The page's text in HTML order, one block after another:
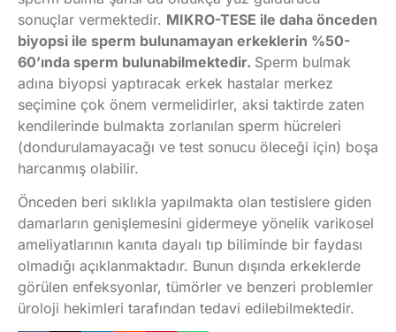
sonuçlar vermektedir. MIKRO-TESE ile daha önceden
biyopsi ile sperm bulunamayan erkeklerin %50-
60’ında sperm bulunabilmektedir. Sperm bulmak
adına biyopsi yaptıracak erkek hastalar merkez
seçimine çok önem vermelidirler, aksi taktirde zaten
kendilerinde bulmakta zorlanılan sperm hücreleri
(dondurulamayacağı ve test sonucu öleceği için) boşa
harcanmış olabilir.
Önceden beri sıklıkla yapılmakta olan testislere giden
damarların genişlemesini gidermeye yönelik varikosel
ameliyatlarının kanıta dayalı tıp biliminde bir faydası
olmadığı açıklanmaktadır. Bunun dışında erkeklerde
görülen enfeksyonlar, tümörler ve benzeri problemler
üroloji hekimleri tarafından tedavi edilebilmektedir.